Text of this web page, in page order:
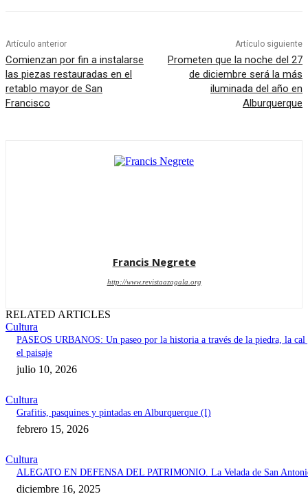
Artículo anterior
Comienzan por fin a instalarse
las piezas restauradas en el
retablo mayor de San
Francisco
Artículo siguiente
Prometen que la noche del 27
de diciembre será la más
iluminada del año en
Alburquerque
Francis Negrete
http://www.revistaazagala.org
RELATED ARTICLES
Cultura
PASEOS URBANOS: Un paseo por la historia a través de la piedra, la cal
el paisaje
julio 10, 2026
Cultura
Grafitis, pasquines y pintadas en Alburquerque (I)
febrero 15, 2026
Cultura
ALEGATO EN DEFENSA DEL PATRIMONIO. La Velada de San
diciembre 16, 2025